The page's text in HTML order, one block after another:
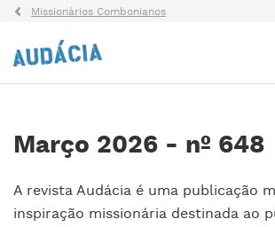
Missionários Combonianos
Março 2026 - nº 648
A revista Audácia é uma publicação
inspiração missionária destinada ao